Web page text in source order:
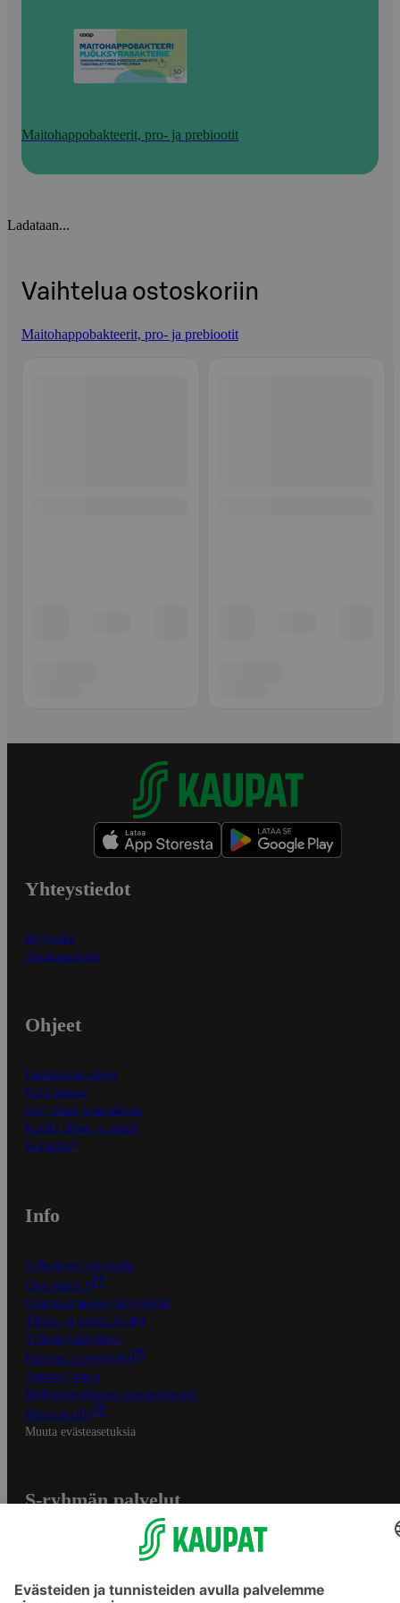
Maitohappobakteerit, pro- ja prebiootit
Ladataan...
Vaihtelua ostoskoriin
Maitohappobakteerit, pro- ja prebiootit
Yhteystiedot
Myymälät
Asiakaspalvelu
Ohjeet
Ensitilaajan ohjeet
Näin maksat
Näin tilaat ja muokkaat
Kaikki ohjeet ja vinkit
In English
Info
S-Business yrityksille
Oiva-raportit
Osuuskauppojen yhteystiedot
Tilaus- ja toimitusehdot
Tietosuojakäytäntö
Palvelun käyttöehdot
Saavutettavuus
Mobiilisovelluksen saavutettavuus
Mainostajalle
Muuta evästeasetuksia
S-ryhmän palvelut
Yhteishyvä Ruoka -sovellus